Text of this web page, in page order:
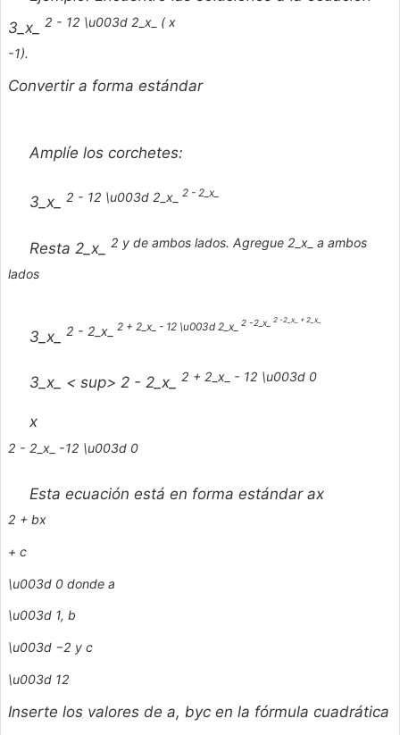
3_x_
2 - 12 \u003d 2_x_ (x
-1).
Convertir a forma estándar
Amplíe los corchetes:
3_x_ 2 - 12 \u003d 2_x_ 2 - 2_x_
Resta 2_x_ 2 y de ambos lados. Agregue 2_x_ a ambos
lados
3_x_ 2 - 2_x_ 2 + 2_x_ - 12 \u003d 2_x_ 2 -2_x_ 2 -2_x_ + 2_x_
3_x_ < sup> 2 - 2_x_ 2 + 2_x_ - 12 \u003d 0
x
2 - 2_x_ -12 \u003d 0
Esta ecuación está en forma estándar ax
2 + bx
+ c
\u003d 0 donde a
\u003d 1, b
\u003d −2 y c
\u003d 12
Inserte los valores de a, byc en la fórmula cuadrática